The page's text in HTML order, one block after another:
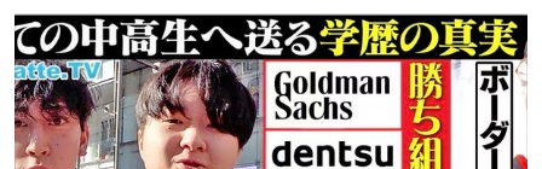
えて言葉を選んで、まるく収めてくれたんだなと思った
ト
数
数